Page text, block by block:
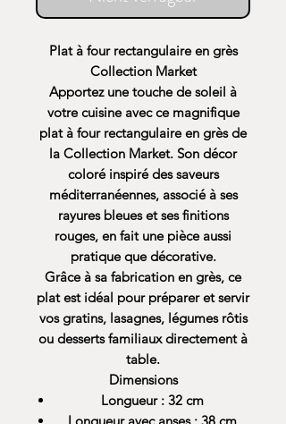
Plat à four rectangulaire en grès
Collection Market
Apportez une touche de soleil à
votre cuisine avec ce magnifique
plat à four rectangulaire en grès de
la Collection Market. Son décor
coloré inspiré des saveurs
méditerranéennes, associé à ses
rayures bleues et ses finitions
rouges, en fait une pièce aussi
pratique que décorative.
Grâce à sa fabrication en grès, ce
plat est idéal pour préparer et servir
vos gratins, lasagnes, légumes rôtis
ou desserts familiaux directement à
table.
Dimensions
Longueur : 32 cm
Longueur avec anses : 38 cm